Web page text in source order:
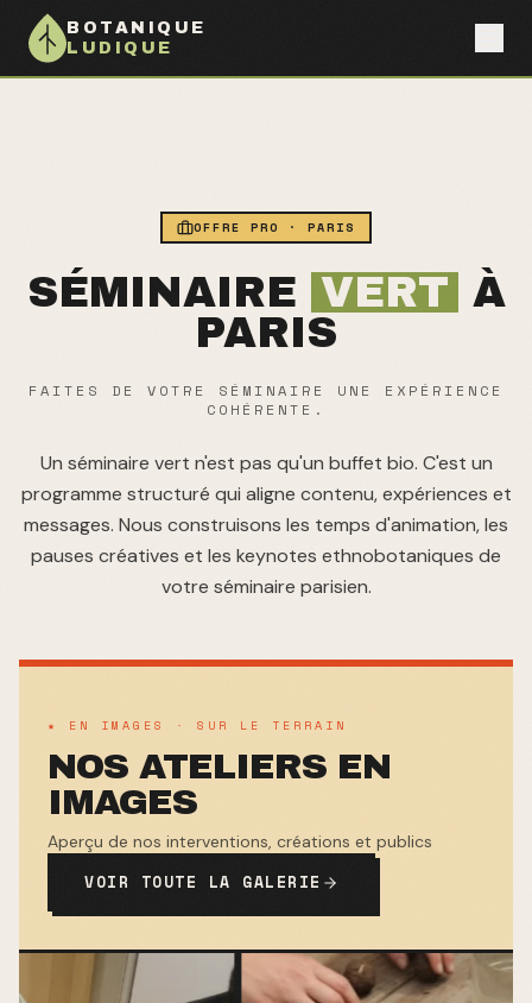
BOTANIQUE
LUDIQUE
OFFRE PRO · PARIS
SÉMINAIRE VERT À
PARIS
FAITES DE VOTRE SÉMINAIRE UNE EXPÉRIENCE
COHÉRENTE.
Un séminaire vert n'est pas qu'un buffet bio. C'est un
programme structuré qui aligne contenu, expériences et
messages. Nous construisons les temps d'animation, les
pauses créatives et les keynotes ethnobotaniques de
votre séminaire parisien.
★ EN IMAGES · SUR LE TERRAIN
NOS ATELIERS EN
IMAGES
Aperçu de nos interventions, créations et publics
VOIR TOUTE LA GALERIE